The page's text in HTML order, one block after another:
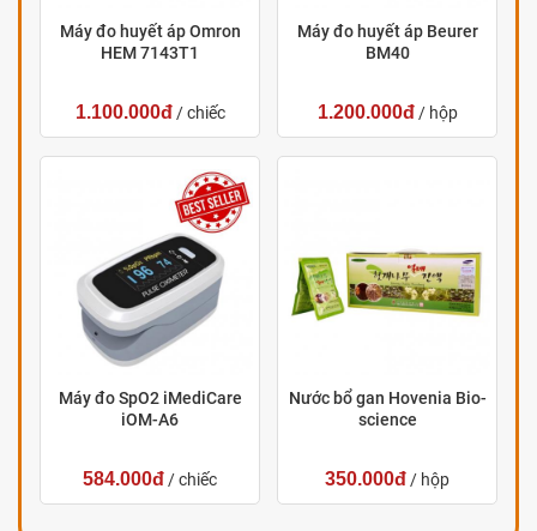
Máy đo huyết áp Omron
HEM 7143T1
1.100.000đ/ chiếc
Máy đo huyết áp Beurer
BM40
1.200.000đ/ hộp
Máy đo SpO2 iMediCare
iOM-A6
584.000đ / chiếc
Nước bổ gan Hovenia Bio-
science
350.000đ / hộp